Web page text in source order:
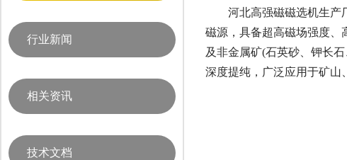
行业新闻
相关资讯
技术文档
河北高强磁磁选机生产
磁源，具备超高磁场强度、
及非金属矿(石英砂、钾长
深度提纯，广泛应用于矿山